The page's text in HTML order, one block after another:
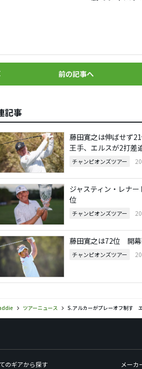
前の記事へ
記事
藤田寛之は伸ばせず
王手、エルスが2打差
チャンピオンズツアー
ジャスティン・レナ
位
チャンピオンズツアー
藤田寛之は72位 開幕
チャンピオンズツアー
ツアーニュース S.アルカーがプレーオフ制す
のギアから探す メーカ